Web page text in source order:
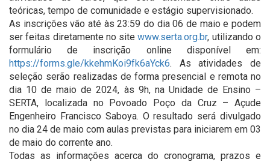
teóricas, tempo de comunidade e estágio supervisionado.
As inscrições vão até às 23:59 do dia 06 de maio e podem
ser feitas diretamente no sitewww.serta.org.br, utilizando o
formulário de inscrição online disponível em:
https://forms.gle/kkehmKoi9fk6aYck6. As atividades de
seleção serão realizadas de forma presencial e remota no
dia 10 de maio de 2024, às 9h, na Unidade de Ensino –
SERTA, localizada no Povoado Poço da Cruz – Açude
Engenheiro Francisco Saboya. O resultado será divulgado
no dia 24 de maio com aulas previstas para iniciarem em 03
de maio do corrente ano.
Todas as informações acerca do cronograma, prazos e